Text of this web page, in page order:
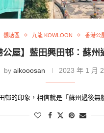
觀塘區 九龍 KOWLOON 香港公
公屋】藍田興田邨：蘇州
by aikooosan 2023 年 1 月
邨的印象，相信就是「蘇州過後無